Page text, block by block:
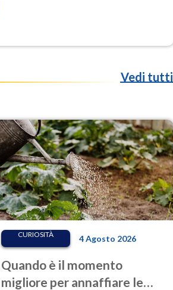
Vedi tutti
CURIOSITÀ 4 Agosto 2026
Quando è il momento
migliore per annaffiare le